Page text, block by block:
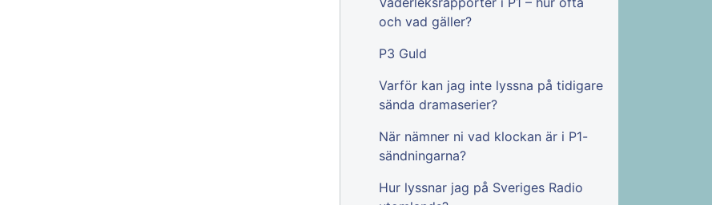
och vad gäller?
P3 Guld
Varför kan jag inte lyssna på tidigare
sända dramaserier?
När nämner ni vad klockan är i P1-
sändningarna?
Hur lyssnar jag på Sveriges Radio